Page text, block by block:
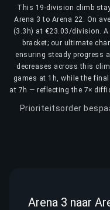
This 19-division climb
Arena 3 to Arena 22. On
(3.3h) at €23.03/division.
bracket; our ultimate
ensuring steady progress
decreases across this
games at 1h, while the
at 7h — reflecting the 7×
Prioriteitsorder
Arena 3 naar